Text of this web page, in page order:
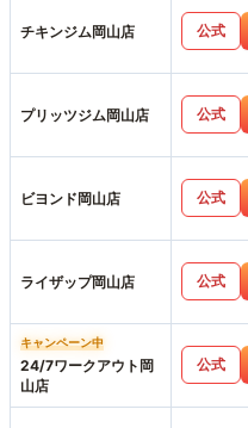
チキンジム岡山店 公式
プリッツジム岡山店 公式
ビヨンド岡山店 公式
ライザップ岡山店 公式
キャンペーン中
24/7ワークアウト岡
山店
公式